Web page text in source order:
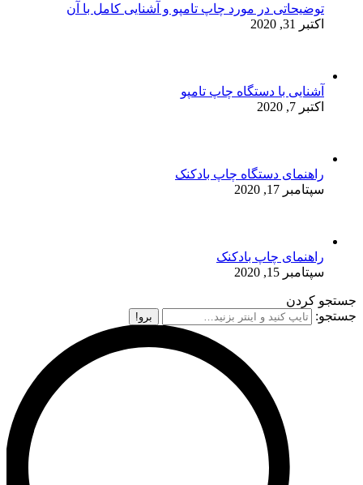
توضیحاتی در مورد چاپ تامپو و آشنایی کامل با آن
اکتبر 31, 2020
آشنایی با دستگاه چاپ تامپو
اکتبر 7, 2020
راهنمای دستگاه چاپ بادکنک
سپتامبر 17, 2020
راهنمای چاپ بادکنک
سپتامبر 15, 2020
جستجو کردن
جستجو: